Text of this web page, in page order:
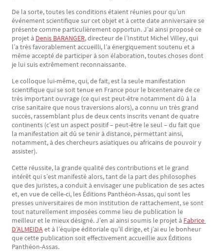
De la sorte, toutes les conditions étaient réunies pour qu’un
événement scientifique sur cet objet et à cette date anniversaire se
présente comme particulièrement opportun. J’ai ainsi proposé ce
projet à Denis BARANGER, directeur de l’Institut Michel Villey, qui
l’a très favorablement accueilli, l’a énergiquement soutenu et a
même accepté de participer à son élaboration, toutes choses dont
je lui suis extrêmement reconnaissante.
Le colloque lui-même, qui, de fait, est la seule manifestation
scientifique qui se soit tenue en France pour le bicentenaire de ce
très important ouvrage (ce qui est peut-être notamment dû à la
crise sanitaire que nous traversions alors), a connu un très grand
succès, rassemblant plus de deux cents inscrits venant de quatre
continents (c’est un aspect positif – peut-être le seul – du fait que
la manifestation ait dû se tenir à distance, permettant ainsi,
notamment, à des chercheurs asiatiques ou africains de pouvoir y
assister).
Cette réussite, la grande qualité des contributions et le grand
intérêt qui s’est manifesté alors, tant de la part des philosophes
que des juristes, a conduit à envisager une publication de ses actes
et, en vue de celle-ci, les Éditions Panthéon-Assas, qui sont les
presses universitaires de mon institution de rattachement, se sont
tout naturellement imposées comme lieu de publication le
meilleur et le mieux désigné. J’en ai ainsi soumis le projet à Fabrice
D’ALMEIDAet à l’équipe éditoriale qu’il dirige, et j’ai eu le bonheur
que cette publication soit effectivement accueillie aux Éditions
Panthéon-Assas.